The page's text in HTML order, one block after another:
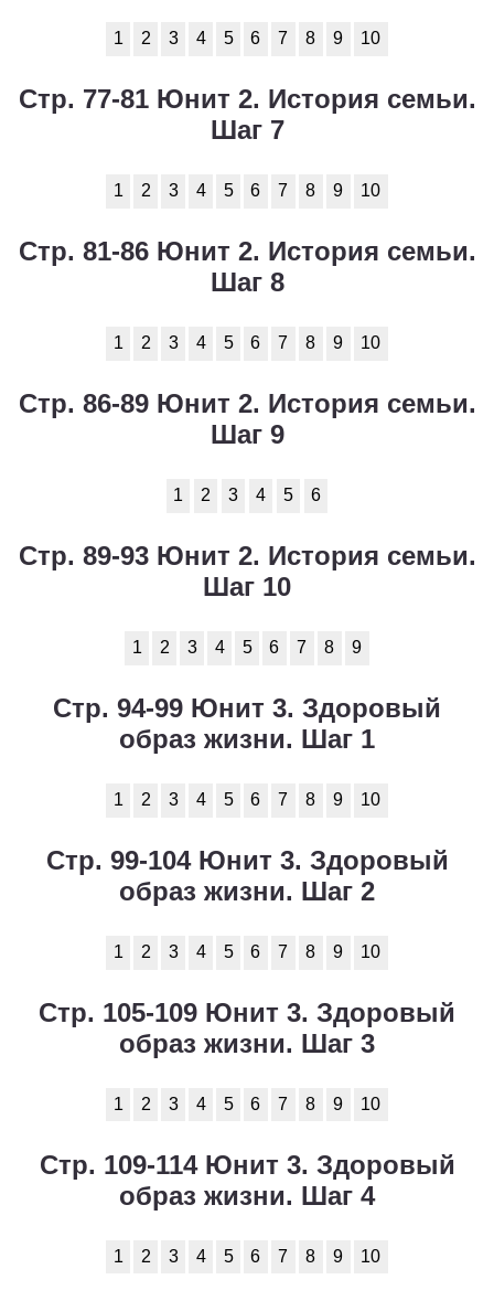
1 2 3 4 5 6 7 8 9 10
Стр. 77-81 Юнит 2. История семьи.
Шаг 7
1 2 3 4 5 6 7 8 9 10
Стр. 81-86 Юнит 2. История семьи.
Шаг 8
1 2 3 4 5 6 7 8 9 10
Стр. 86-89 Юнит 2. История семьи.
Шаг 9
1 2 3 4 5 6
Стр. 89-93 Юнит 2. История семьи.
Шаг 10
1 2 3 4 5 6 7 8 9
Стр. 94-99 Юнит 3. Здоровый
образ жизни. Шаг 1
1 2 3 4 5 6 7 8 9 10
Стр. 99-104 Юнит 3. Здоровый
образ жизни. Шаг 2
1 2 3 4 5 6 7 8 9 10
Стр. 105-109 Юнит 3. Здоровый
образ жизни. Шаг 3
1 2 3 4 5 6 7 8 9 10
Стр. 109-114 Юнит 3. Здоровый
образ жизни. Шаг 4
1 2 3 4 5 6 7 8 9 10